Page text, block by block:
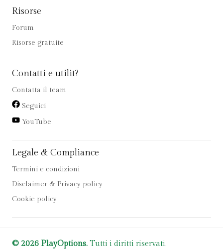
Risorse
Forum
Risorse gratuite
Contatti e utilit?
Contatta il team
Seguici
YouTube
Legale & Compliance
Termini e condizioni
Disclaimer & Privacy policy
Cookie policy
© 2026 PlayOptions. Tutti i diritti riservati.